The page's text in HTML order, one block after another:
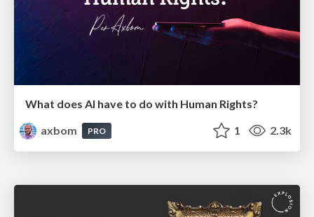
What does AI have to do with Human Rights?
axbom
PRO 1 2.3k